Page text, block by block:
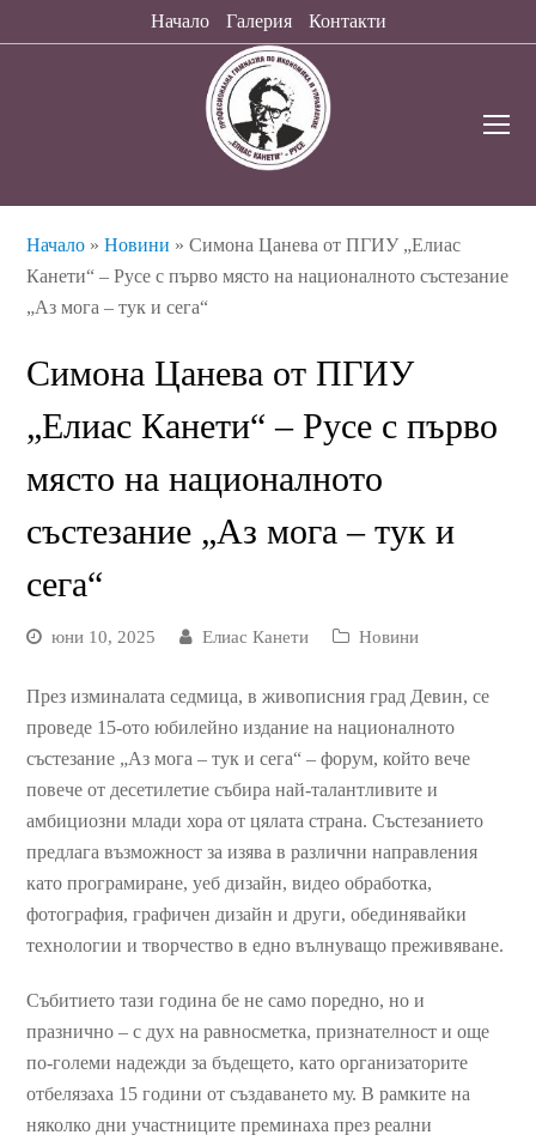
Начало Галерия Контакти
Начало »Новини »Симона Цанева от ПГИУ „Елиас
Канети“ – Русе с първо място на националното състезание
„Аз мога – тук и сега“
Симона Цанева от ПГИУ
„Елиас Канети“ – Русе с първо
място на националното
състезание „Аз мога – тук и
сега“
юни 10, 2025 Елиас Канети Новини
През изминалата седмица, в живописния град Девин, се
проведе 15-ото юбилейно издание на националното
състезание „Аз мога – тук и сега“ – форум, който вече
повече от десетилетие събира най-талантливите и
амбициозни млади хора от цялата страна. Състезанието
предлага възможност за изява в различни направления
като програмиране, уеб дизайн, видео обработка,
фотография, графичен дизайн и други, обединявайки
технологии и творчество в едно вълнуващо преживяване.
Събитието тази година бе не само поредно, но и
празнично – с дух на равносметка, признателност и още
по-големи надежди за бъдещето, като организаторите
отбелязаха 15 години от създаването му. В рамките на
няколко дни участниците преминаха през реални